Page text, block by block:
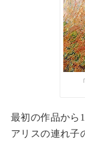
最初の作品から
アリスの連れ子